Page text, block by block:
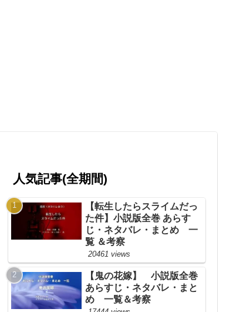
人気記事(全期間)
【転生したらスライムだっ
た件】小説版全巻 あらす
じ・ネタバレ・まとめ 一
覧 ＆考察
20461 views
【鬼の花嫁】 小説版全巻
あらすじ・ネタバレ・まと
め 一覧＆考察